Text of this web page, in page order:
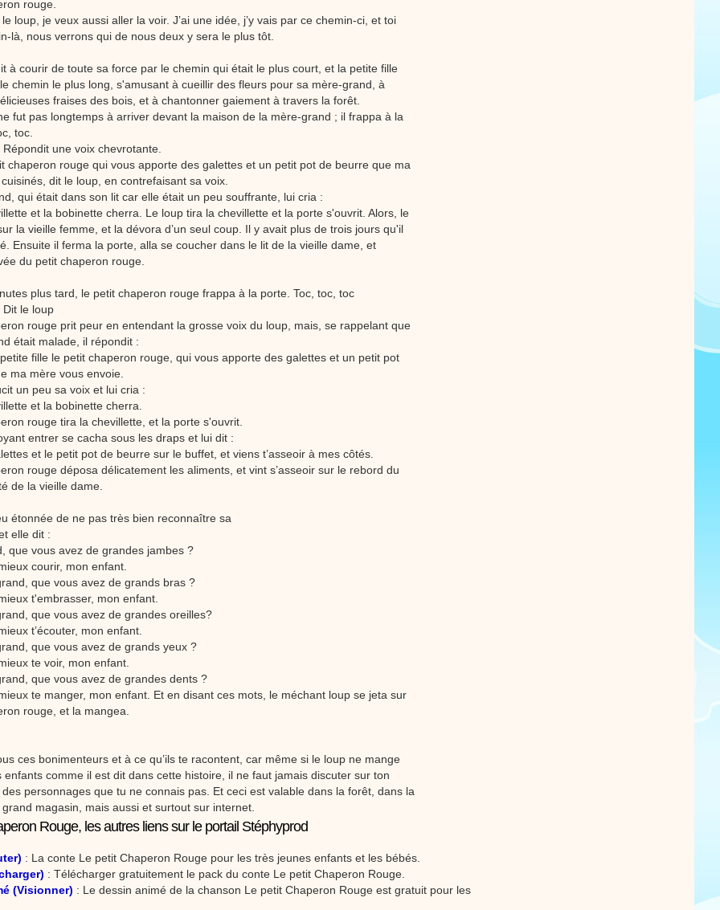
rouge.
loup, je veux aussi aller la voir. J’ai une idée, j’y vais par ce chemin-ci, et toi
là, nous verrons qui de nous deux y sera le plus tôt.
à courir de toute sa force par le chemin qui était le plus court, et la petite fille
chemin le plus long, s'amusant à cueillir des fleurs pour sa mère-grand, à
fraises des bois, et à chantonner gaiement à travers la forêt.
fut pas longtemps à arriver devant la maison de la mère-grand ; il frappa à la
toc.
une voix chevrotante.
chaperon rouge qui vous apporte des galettes et un petit pot de beurre que ma
dit le loup, en contrefaisant sa voix.
qui était dans son lit car elle était un peu souffrante, lui cria :
et la bobinette cherra. Le loup tira la chevillette et la porte s'ouvrit. Alors, le
la vieille femme, et la dévora d’un seul coup. Il y avait plus de trois jours qu'il
Ensuite il ferma la porte, alla se coucher dans le lit de la vieille dame, et
du petit chaperon rouge.
plus tard, le petit chaperon rouge frappa à la porte. Toc, toc, toc
le loup
rouge prit peur en entendant la grosse voix du loup, mais, se rappelant que
était malade, il répondit :
fille le petit chaperon rouge, qui vous apporte des galettes et un petit pot
ma mère vous envoie.
un peu sa voix et lui cria :
et la bobinette cherra.
rouge tira la chevillette, et la porte s'ouvrit.
entrer se cacha sous les draps et lui dit :
et le petit pot de beurre sur le buffet, et viens t’asseoir à mes côtés.
rouge déposa délicatement les aliments, et vint s’asseoir sur le rebord du
de la vieille dame.
étonnée de ne pas très bien reconnaître sa
elle dit :
que vous avez de grandes jambes ?
courir, mon enfant.
que vous avez de grands bras ?
t'embrasser, mon enfant.
que vous avez de grandes oreilles?
t’écouter, mon enfant.
que vous avez de grands yeux ?
te voir, mon enfant.
que vous avez de grandes dents ?
te manger, mon enfant. Et en disant ces mots, le méchant loup se jeta sur
rouge, et la mangea.
ces bonimenteurs et à ce qu’ils te racontent, car même si le loup ne mange
enfants comme il est dit dans cette histoire, il ne faut jamais discuter sur ton
personnages que tu ne connais pas. Et ceci est valable dans la forêt, dans la
magasin, mais aussi et surtout sur internet.
Rouge, les autres liens sur le portail Stéphyprod
: La conte Le petit Chaperon Rouge pour les très jeunes enfants et les bébés.
: Télécharger gratuitement le pack du conte Le petit Chaperon Rouge.
(Visionner) : Le dessin animé de la chanson Le petit Chaperon Rouge est gratuit pour les